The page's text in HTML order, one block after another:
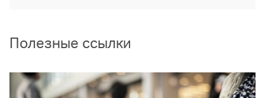
Полезные ссылки